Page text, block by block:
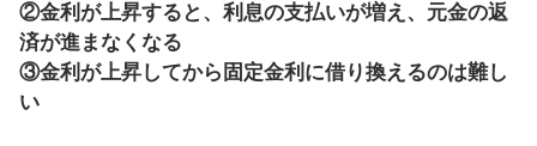
②金利が上昇すると、利息の支払いが増え、元金の返
済が進まなくなる
③金利が上昇してから固定金利に借り換えるのは難し
い